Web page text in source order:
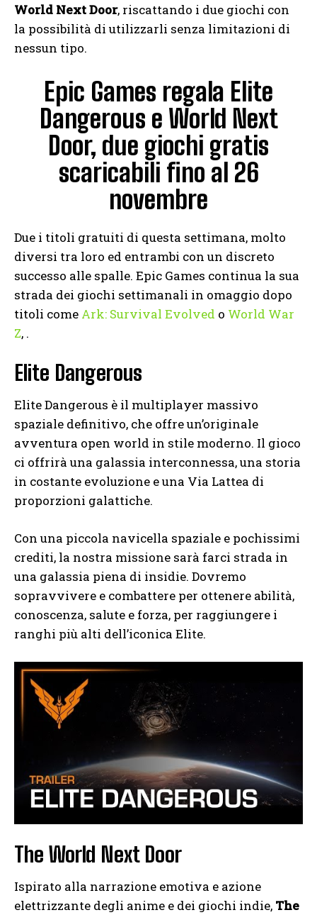
World Next Door, riscattando i due giochi con
la possibilità di utilizzarli senza limitazioni di
nessun tipo.
Epic Games regala Elite
Dangerous e World Next
Door, due giochi gratis
scaricabili fino al 26
novembre
Due i titoli gratuiti di questa settimana, molto
diversi tra loro ed entrambi con un discreto
successo alle spalle. Epic Games continua la sua
strada dei giochi settimanali in omaggio dopo
titoli come Ark: Survival Evolved o World War
Z, .
Elite Dangerous
Elite Dangerous è il multiplayer massivo
spaziale definitivo, che offre un’originale
avventura open world in stile moderno. Il gioco
ci offrirà una galassia interconnessa, una storia
in costante evoluzione e una Via Lattea di
proporzioni galattiche.
Con una piccola navicella spaziale e pochissimi
crediti, la nostra missione sarà farci strada in
una galassia piena di insidie. Dovremo
sopravvivere e combattere per ottenere abilità,
conoscenza, salute e forza, per raggiungere i
ranghi più alti dell’iconica Elite.
The World Next Door
Ispirato alla narrazione emotiva e azione
elettrizzante degli anime e dei giochi indie, The